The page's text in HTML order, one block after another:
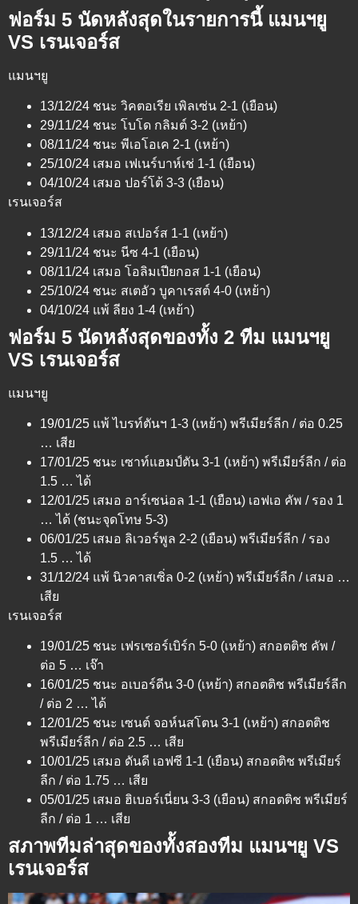
ฟอร์ม 5 นัดหลังสุดในรายการนี้ แมนฯยู
VS เรนเจอร์ส
แมนฯยู
13/12/24 ชนะ วิคตอเรีย เพิลเซ่น 2-1 (เยือน)
29/11/24 ชนะ โบโด กลิมต์ 3-2 (เหย้า)
08/11/24 ชนะ พีเอโอเค 2-1 (เหย้า)
25/10/24 เสมอ เฟเนร์บาห์เช่ 1-1 (เยือน)
04/10/24 เสมอ ปอร์โต้ 3-3 (เยือน)
เรนเจอร์ส
13/12/24 เสมอ สเปอร์ส 1-1 (เหย้า)
29/11/24 ชนะ นีซ 4-1 (เยือน)
08/11/24 เสมอ โอลิมเปียกอส 1-1 (เยือน)
25/10/24 ชนะ สเตอัว บูคาเรสต์ 4-0 (เหย้า)
04/10/24 แพ้ ลียง 1-4 (เหย้า)
ฟอร์ม 5 นัดหลังสุดของทั้ง 2 ทีม แมนฯยู
VS เรนเจอร์ส
แมนฯยู
19/01/25 แพ้ ไบรท์ตันฯ 1-3 (เหย้า) พรีเมียร์ลีก / ต่อ 0.25
… เสีย
17/01/25 ชนะ เซาท์แฮมป์ตัน 3-1 (เหย้า) พรีเมียร์ลีก / ต่อ
1.5 … ได้
12/01/25 เสมอ อาร์เซน่อล 1-1 (เยือน) เอฟเอ คัพ / รอง 1
… ได้ (ชนะจุดโทษ 5-3)
06/01/25 เสมอ ลิเวอร์พูล 2-2 (เยือน) พรีเมียร์ลีก / รอง
1.5 … ได้
31/12/24 แพ้ นิวคาสเซิ่ล 0-2 (เหย้า) พรีเมียร์ลีก / เสมอ …
เสีย
เรนเจอร์ส
19/01/25 ชนะ เฟรเซอร์เบิร์ก 5-0 (เหย้า) สกอตติช คัพ /
ต่อ 5 … เจ๊า
16/01/25 ชนะ อเบอร์ดีน 3-0 (เหย้า) สกอตติช พรีเมียร์ลีก
/ ต่อ 2 … ได้
12/01/25 ชนะ เซนต์ จอห์นสโตน 3-1 (เหย้า) สกอตติช
พรีเมียร์ลีก / ต่อ 2.5 … เสีย
10/01/25 เสมอ ดันดี เอฟซี 1-1 (เยือน) สกอตติช พรีเมียร์
ลีก / ต่อ 1.75 … เสีย
05/01/25 เสมอ ฮิเบอร์เนี่ยน 3-3 (เยือน) สกอตติช พรีเมียร์
ลีก / ต่อ 1 … เสีย
สภาพทีมล่าสุดของทั้งสองทีม แมนฯยู VS
เรนเจอร์ส